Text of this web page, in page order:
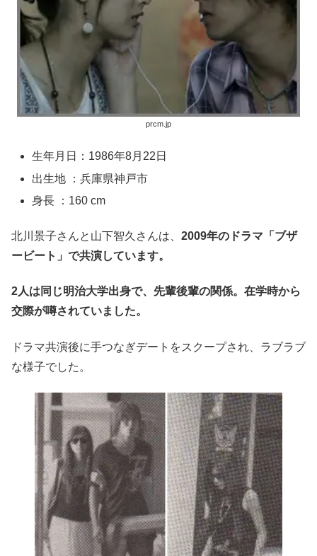
prcm.jp
生年月日：1986年8月22日
出生地 ：兵庫県神戸市
身長 ：160 cm
北川景子さんと山下智久さんは、 2009年のドラマ「ブザ
ービート」で共演しています。
2人は同じ明治大学出身で、先輩後輩の関係。在学時から
交際が噂されていました。
ドラマ共演後に手つなぎデートをスクープされ、ラブラブ
な様子でした。